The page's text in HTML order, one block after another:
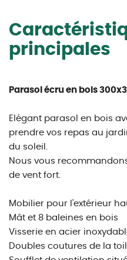
principales
Parasol écru en bois
Elégant parasol en bois
prendre vos repas au
du soleil.
Nous vous
de vent fort.
Mobilier pour l'extérieur
Mât et 8 baleines en bois
Visserie en acier
Doubles coutures de la